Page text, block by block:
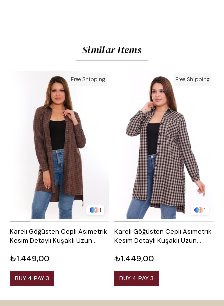
Similar Items
1
Kareli Göğüsten Cepli Asimetrik
Kesim Detaylı Kuşaklı Uzun
₺1.449,00
BUY 4 PAY 3
Free Shipping
1
Kareli Göğüsten Cepli Asimetrik
Kesim Detaylı Kuşaklı Uzun
₺1.449,00
BUY 4 PAY 3
Free Shipping